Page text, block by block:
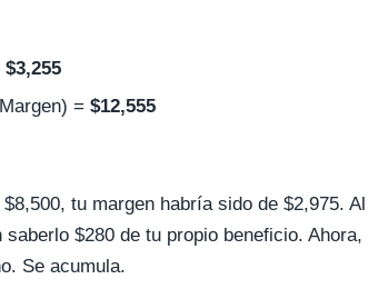
$3,255
= $12,555
tu margen habría sido de $2,975. Al
$280 de tu propio beneficio. Ahora,
Se acumula.